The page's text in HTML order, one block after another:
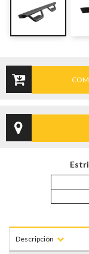
Descripción